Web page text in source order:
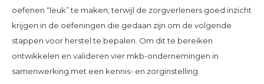
oefenen “leuk” te maken, terwijl de zorgverleners goed inzicht
krijgen in de oefeningen die gedaan zijn om de volgende
stappen voor herstel te bepalen. Om dit te bereiken
ontwikkelen en valideren vier mkb-ondernemingen in
samenwerking met een kennis- en zorginstelling.